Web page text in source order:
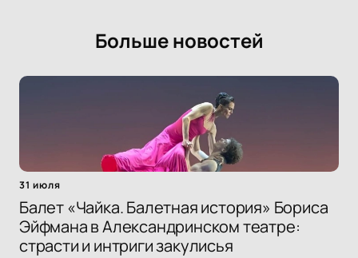
Больше новостей
31 июля
Балет «Чайка. Балетная история» Бориса
Эйфмана в Александринском театре:
страсти и интриги закулисья